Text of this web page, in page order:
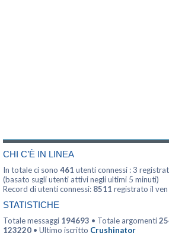
CHI C’È IN LINEA
In totale ci sono 461 utenti connessi : 3
(basato sugli utenti attivi negli ultimi 5 minuti)
Record di utenti connessi: 8511 registrato il
STATISTICHE
Totale messaggi 194693 • Totale argomenti
123220 • Ultimo iscritto Crushinator